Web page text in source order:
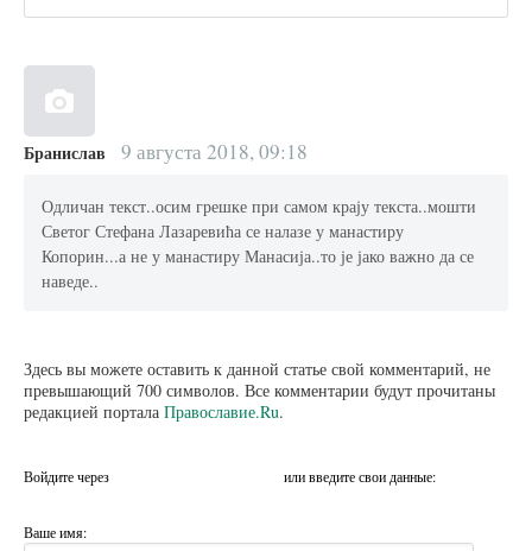
Бранислав 9 августа 2018, 09:18
Одличан текст..осим грешке при самом крају текста..мошти
Светог Стефана Лазаревића се налазе у манастиру
Копорин...а не у манастиру Манасија..то је јако важно да се
наведе..
Здесь вы можете оставить к данной статье свой комментарий, не
превышающий 700 символов. Все комментарии будут прочитаны
редакцией портала Православие.Ru.
Войдите через или введите свои данные:
Ваше имя: